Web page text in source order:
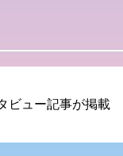
ビュー記事が掲載